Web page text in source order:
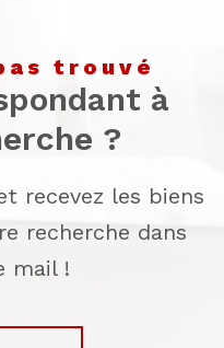
trouvé
à
?
recevez les biens
recherche dans
mail !